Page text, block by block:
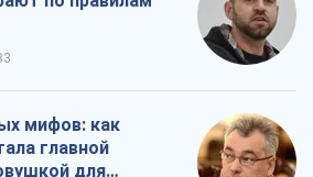
мифов: как
главной
для